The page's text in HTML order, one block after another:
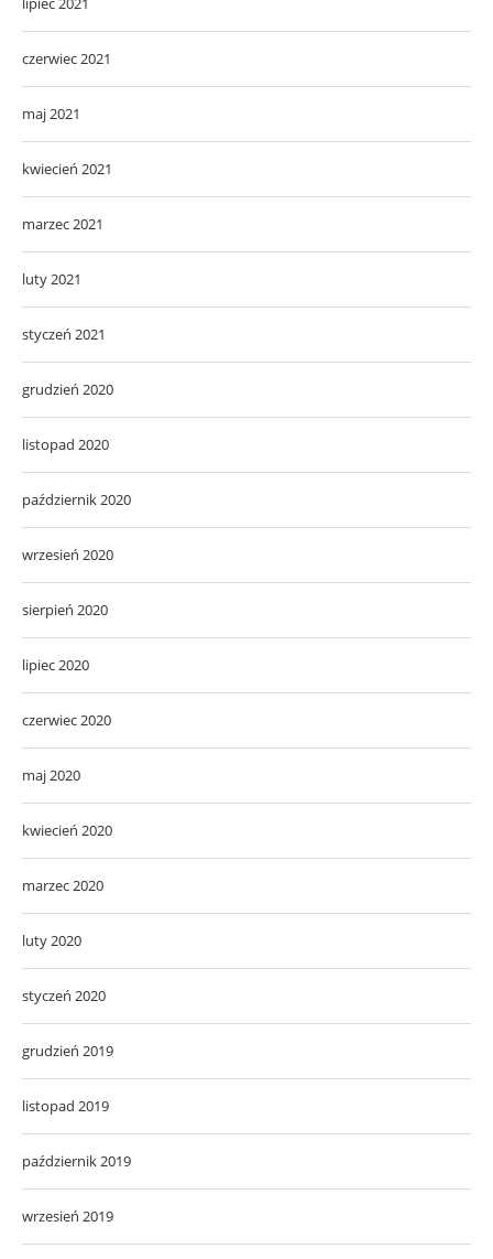
czerwiec 2021
maj 2021
kwiecień 2021
marzec 2021
luty 2021
styczeń 2021
grudzień 2020
listopad 2020
październik 2020
wrzesień 2020
sierpień 2020
lipiec 2020
czerwiec 2020
maj 2020
kwiecień 2020
marzec 2020
luty 2020
styczeń 2020
grudzień 2019
listopad 2019
październik 2019
wrzesień 2019